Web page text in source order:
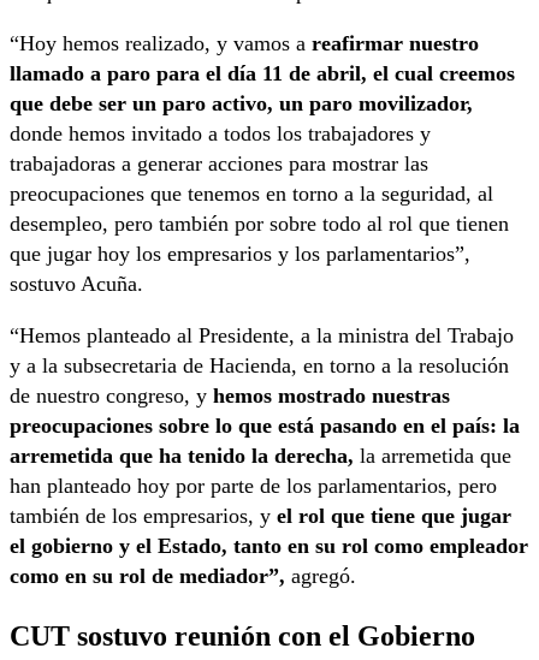
“Hoy hemos realizado, y vamos a reafirmar nuestro
llamado a paro para el día 11 de abril, el cual creemos
que debe ser un paro activo, un paro movilizador,
donde hemos invitado a todos los trabajadores y
trabajadoras a generar acciones para mostrar las
preocupaciones que tenemos en torno a la seguridad, al
desempleo, pero también por sobre todo al rol que tienen
que jugar hoy los empresarios y los parlamentarios”,
sostuvo Acuña.
“Hemos planteado al Presidente, a la ministra del Trabajo
y a la subsecretaria de Hacienda, en torno a la resolución
de nuestro congreso, y hemos mostrado nuestras
preocupaciones sobre lo que está pasando en el país: la
arremetida que ha tenido la derecha, la arremetida que
han planteado hoy por parte de los parlamentarios, pero
también de los empresarios, y el rol que tiene que jugar
el gobierno y el Estado, tanto en su rol como empleador
como en su rol de mediador”, agregó.
CUT sostuvo reunión con el Gobierno